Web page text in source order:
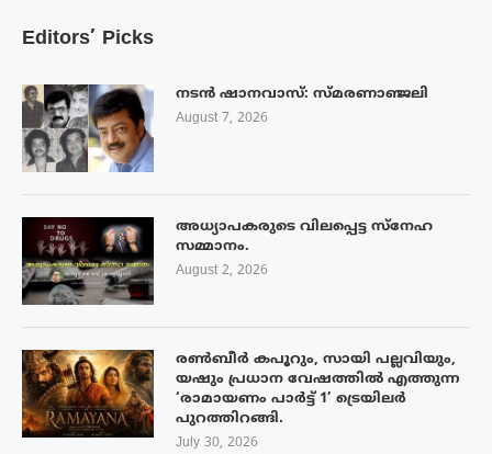
Editors’ Picks
നടൻ ഷാനവാസ്: സ്മരണാഞ്ജലി
August 7, 2026
അധ്യാപകരുടെ വിലപ്പെട്ട സ്നേഹ
സമ്മാനം.
August 2, 2026
രൺബീർ കപൂറും, സായി പല്ലവിയും,
യഷും പ്രധാന വേഷത്തിൽ എത്തുന്ന
‘രാമായണം പാർട്ട് 1’ ട്രെയിലർ
പുറത്തിറങ്ങി.
July 30, 2026